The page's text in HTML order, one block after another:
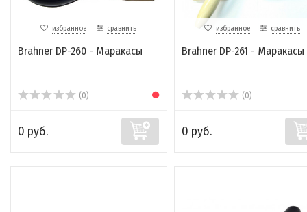
избранное сравнить
Brahner DP-260 - Маракасы
(0)
0 руб.
избранное сравнить
Brahner DP-261 - Маракасы
(0)
0 руб.